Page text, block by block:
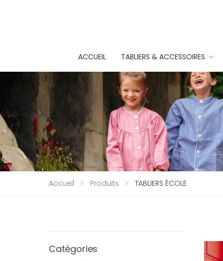
ACCUEIL TABLIERS & ACCESSOIRES
Accueil Produits TABLIERS ÉCOLE
Catégories